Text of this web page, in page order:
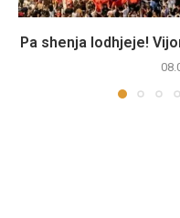
Pa shenja lodhjeje!